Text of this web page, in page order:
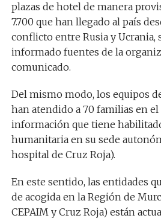
plazas de hotel de manera
7.700 que han llegado al país
conflicto entre Rusia y Ucrania,
informado fuentes de la
comunicado.
Del mismo modo, los equipos
han atendido a 70 familias en
información que tiene
humanitaria en su sede
hospital de Cruz Roja).
En este sentido, las entidades
de acogida en la Región de
CEPAIM y Cruz Roja) están